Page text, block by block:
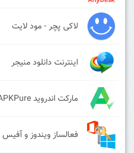
لاکی پچر - مود لایت
اینترنت دانلود منیجر
مارکت اندروید APKPure
فعالساز ویندوز و آفیس